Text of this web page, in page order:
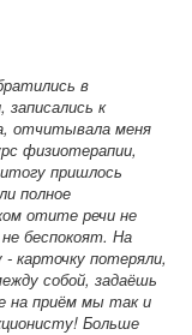
в
записались к
отчитывала меня
физиотерапии,
пришлось
полное
отите речи не
беспокоят. На
- карточку потеряли,
собой, задаёшь
на приём мы так и
Больше